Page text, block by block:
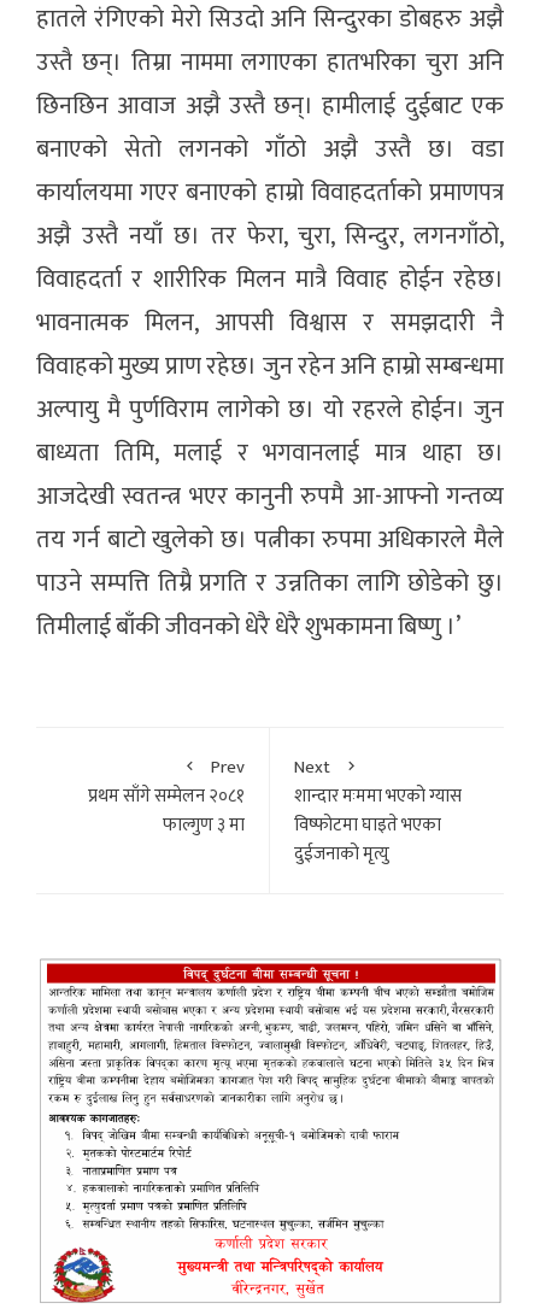
हातले रंगिएको मेरो सिउदो अनि सिन्दुरका डोबहरु अझै
उस्तै छन्। तिम्रा नाममा लगाएका हातभरिका चुरा अनि
छिनछिन आवाज अझै उस्तै छन्। हामीलाई दुईबाट एक
बनाएको सेतो लगनको गाँठो अझै उस्तै छ। वडा
कार्यालयमा गएर बनाएको हाम्रो विवाहदर्ताको प्रमाणपत्र
अझै उस्तै नयाँ छ। तर फेरा, चुरा, सिन्दुर, लगनगाँठो,
विवाहदर्ता र शारीरिक मिलन मात्रै विवाह होईन रहेछ।
भावनात्मक मिलन, आपसी विश्वास र समझदारी नै
विवाहको मुख्य प्राण रहेछ। जुन रहेन अनि हाम्रो सम्बन्धमा
अल्पायु मै पुर्णविराम लागेको छ। यो रहरले होईन। जुन
बाध्यता तिमि, मलाई र भगवानलाई मात्र थाहा छ।
आजदेखी स्वतन्त्र भएर कानुनी रुपमै आ-आफ्नो गन्तव्य
तय गर्न बाटो खुलेको छ। पत्नीका रुपमा अधिकारले मैले
पाउने सम्पत्ति तिम्रै प्रगति र उन्नतिका लागि छोडेको छु।
तिमीलाई बाँकी जीवनको धेरै धेरै शुभकामना बिष्णु ।’
Prev
प्रथम साँगे सम्मेलन २०८१
फाल्गुण ३ मा
Next
शान्दार मःममा भएको ग्यास
विष्फोटमा घाइते भएका
दुईजनाको मृत्यु